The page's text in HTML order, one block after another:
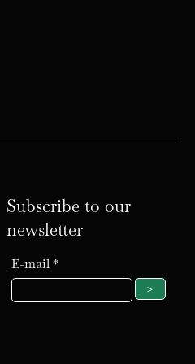
Subscribe to our
newsletter
E-mail
>